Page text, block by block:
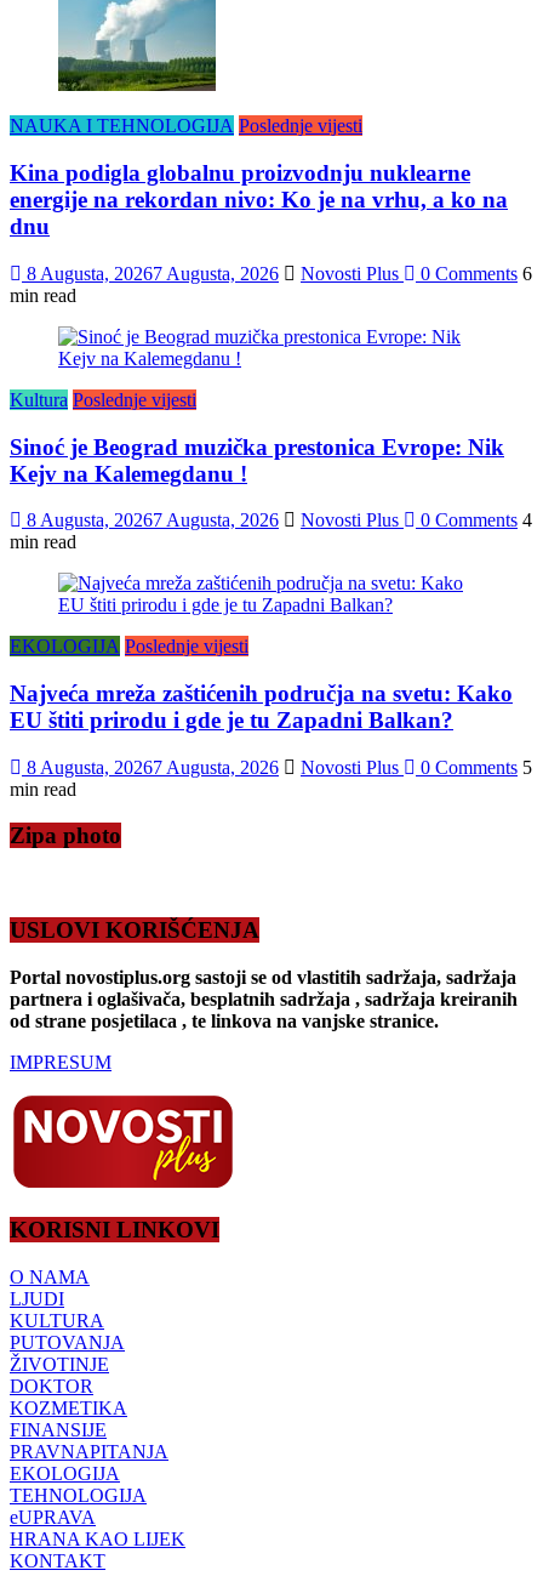
NAUKA I TEHNOLOGIJA Poslednje vijesti
Kina podigla globalnu proizvodnju nuklearne
energije na rekordan nivo: Ko je na vrhu, a ko na
dnu
8 Augusta, 20267 Augusta, 2026 Novosti Plus 0 Comments 6
min read
Kultura Poslednje vijesti
Sinoć je Beograd muzička prestonica Evrope: Nik
Kejv na Kalemegdanu !
8 Augusta, 20267 Augusta, 2026 Novosti Plus 0 Comments 4
min read
EKOLOGIJA Poslednje vijesti
Najveća mreža zaštićenih područja na svetu: Kako
EU štiti prirodu i gde je tu Zapadni Balkan?
8 Augusta, 20267 Augusta, 2026 Novosti Plus 0 Comments 5
min read
Zipa photo
USLOVI KORIŠĆENJA
Portal novostiplus.org sastoji se od vlastitih sadržaja, sadržaja
partnera i oglašivača, besplatnih sadržaja , sadržaja kreiranih
od strane posjetilaca , te linkova na vanjske stranice.
IMPRESUM
KORISNI LINKOVI
O NAMA
LJUDI
KULTURA
PUTOVANJA
ŽIVOTINJE
DOKTOR
KOZMETIKA
FINANSIJE
PRAVNAPITANJA
EKOLOGIJA
TEHNOLOGIJA
eUPRAVA
HRANA KAO LIJEK
KONTAKT